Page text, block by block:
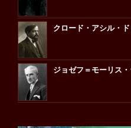
クロード・アシル・
ジョゼフ＝モーリス